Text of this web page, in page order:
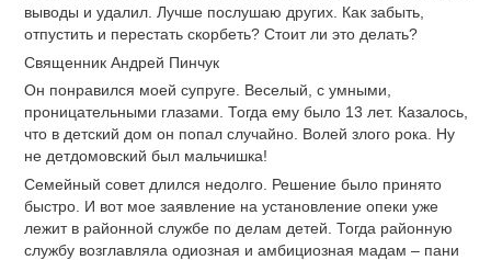
выводы и удалил. Лучше послушаю других. Как забыть,
отпустить и перестать скорбеть? Стоит ли это делать?
Священник Андрей Пинчук
Он понравился моей супруге. Веселый, с умными,
проницательными глазами. Тогда ему было 13 лет. Казалось,
что в детский дом он попал случайно. Волей злого рока. Ну
не детдомовский был мальчишка!
Семейный совет длился недолго. Решение было принято
быстро. И вот мое заявление на установление опеки уже
лежит в районной службе по делам детей. Тогда районную
службу возглавляла одиозная и амбициозная мадам – пани